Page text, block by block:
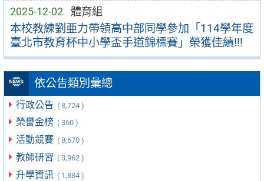
2025-12-02 體育組
本校教練劉亜力帶領高中部同學參加「114學年度
臺北市教育杯中⼩學盃⼿道錦標賽」榮獲佳績!!!
依公告類別彙總
行政公告 ( 8,724 )
榮譽金榜 ( 360 )
活動競賽 ( 8,670 )
教師研習 ( 3,962 )
升學資訊 ( 1,884 )